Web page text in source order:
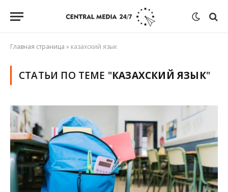
Главная страница » казахский язык
СТАТЬИ ПО ТЕМЕ "КАЗАХСКИЙ ЯЗЫК"